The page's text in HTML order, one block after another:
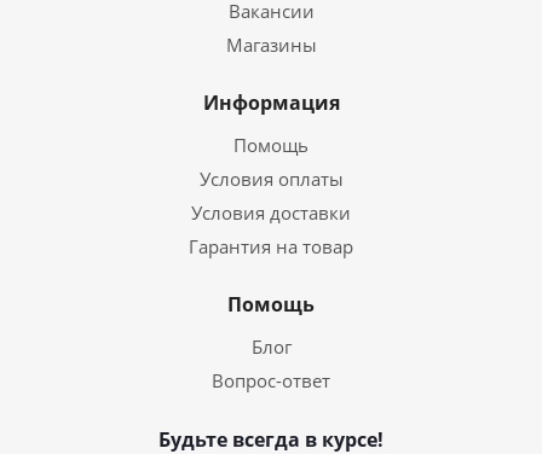
Вакансии
Магазины
Информация
Помощь
Условия оплаты
Условия доставки
Гарантия на товар
Помощь
Блог
Вопрос-ответ
Будьте всегда в курсе!